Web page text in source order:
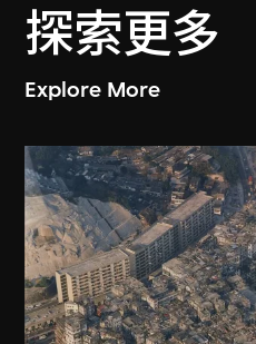
探索更多
Explore More